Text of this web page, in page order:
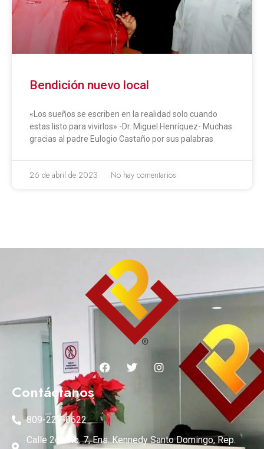
Bendición nuevo local
«Los sueños se escriben en la realidad solo cuando
estas listo para vivirlos» -Dr. Miguel Henríquez- Muchas
gracias al padre Eulogio Castaño por sus palabras
26 de abril de 2023 No hay comentarios
Contáctanos
809-227-0622
Calle 2da No. 7, Ens. Kennedy Santo Domingo, Rep.